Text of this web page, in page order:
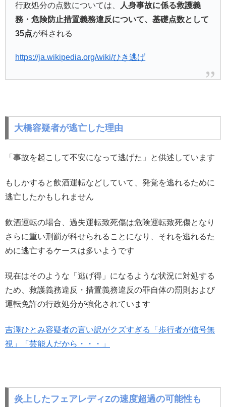
行政処分の点数については、
人身事故に係る救護義
務・危険防止措置義務違反について、基礎点数として
35点が科される
https://ja.wikipedia.org/wiki/ひき逃げ
大橋容疑者が逃亡した理由
「事故を起こして不安になって逃げた」と供述しています
もしかすると飲酒運転などしていて、発覚を逃れるために
逃亡したかもしれません
飲酒運転の場合、過失運転致死傷は危険運転致死傷となり
さらに重い刑罰が科せられることになり、それを逃れるた
めに逃亡するケースは多いようです
現在はそのような「逃げ得」になるような状況に対処する
ため、救護義務違反・措置義務違反の罪自体の罰則および
運転免許の行政処分が強化されています
吉澤ひとみ容疑者の言い訳がクズすぎる「歩行者が信号無
視」「芸能人だから・・・」
炎上したフェアレディZの速度超過の可能性も